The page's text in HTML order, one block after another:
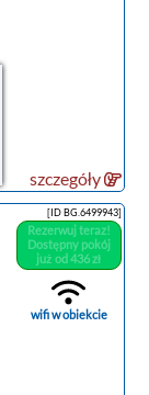
szczegóły
[ID BG.6499943]
Rezerwuj teraz!
Dostępny pokój
już od 436 zł
wifi w obiekcie